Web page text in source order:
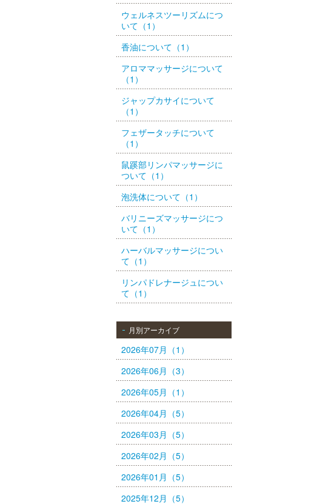
ウェルネスツーリズムにつ
いて（1）
香油について（1）
アロママッサージについて
（1）
ジャップカサイについて
（1）
フェザータッチについて
（1）
鼠蹊部リンパマッサージに
ついて（1）
泡洗体について（1）
バリニーズマッサージにつ
いて（1）
ハーバルマッサージについ
て（1）
リンパドレナージュについ
て（1）
月別アーカイブ
2026年07月（1）
2026年06月（3）
2026年05月（1）
2026年04月（5）
2026年03月（5）
2026年02月（5）
2026年01月（5）
2025年12月（5）